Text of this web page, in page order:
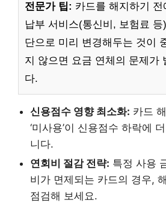
전문가 팁: 카드를 해지하기
납부 서비스(통신비, 보험료
단으로 미리 변경해두는 것이
지 않으면 요금 연체의 문제가
다.
신용점수 영향 최소화: 카드
‘미사용’이 신용점수 하락에
니다.
연회비 절감 전략: 특정 사용
비가 면제되는 카드의 경우,
점검해 보세요.